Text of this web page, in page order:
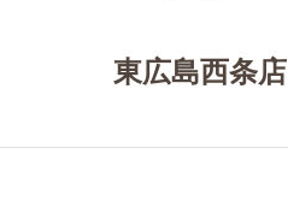
東広島西条店